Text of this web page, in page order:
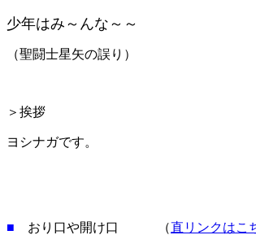
少年はみ～んな～～
（聖闘士星矢の誤り）
＞挨拶
ヨシナガです。
■ おり口や開け口 （直リンクはこ